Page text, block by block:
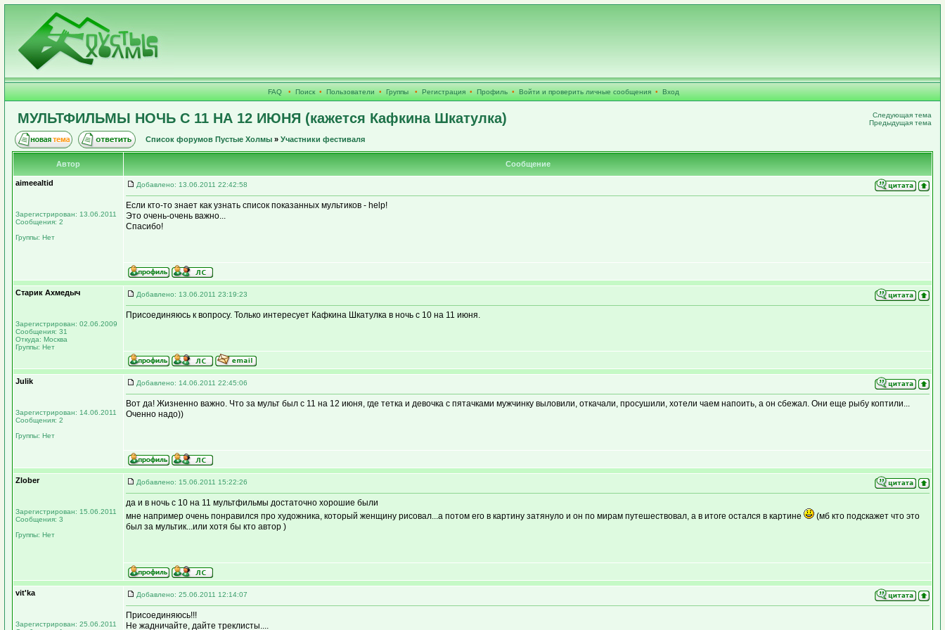
FAQ • Поиск • Пользователи • Группы • Регистрация • Профиль • Войти и проверить личные сообщения • Вход
МУЛЬТФИЛЬМЫ НОЧЬ С 11 НА 12 ИЮНЯ (кажется Кафкина Шкатулка)
Следующая тема
Предыдущая тема
Список форумов Пустые Холмы » Участники фестиваля
Автор Сообщение
aimeealtid
Зарегистрирован: 13.06.2011
Сообщения: 2
Группы: Нет
Добавлено: 13.06.2011 22:42:58
Если кто-то знает как узнать список показанных мультиков - help!
Это очень-очень важно...
Спасибо!
Старик Ахмедыч
Зарегистрирован: 02.06.2009
Сообщения: 31
Откуда: Москва
Группы: Нет
Добавлено: 13.06.2011 23:19:23
Присоединяюсь к вопросу. Только интересует Кафкина Шкатулка в ночь с 10 на 11 июня.
Julik
Зарегистрирован: 14.06.2011
Сообщения: 2
Группы: Нет
Добавлено: 14.06.2011 22:45:06
Вот да! Жизненно важно. Что за мульт был с 11 на 12 июня, где тетка и девочка с пятачками мужчинку выловили, откачали, просушили, хотели чаем напоить, а он сбежал. Они еще рыбу коптили...
Оченно надо))
Zlober
Зарегистрирован: 15.06.2011
Сообщения: 3
Группы: Нет
Добавлено: 15.06.2011 15:22:26
да и в ночь с 10 на 11 мультфильмы достаточно хорошие были
мне например очень понравился про художника, который женщину рисовал...а потом его в картину затянуло и он по мирам путешествовал, а в итоге остался в картине
(мб кто подскажет что это
был за мультик...или хотя бы кто автор )
vit'ka
Зарегистрирован: 25.06.2011
Добавлено: 25.06.2011 12:14:07
Присоединяюсь!!!
Не жадничайте, дайте треклисты....